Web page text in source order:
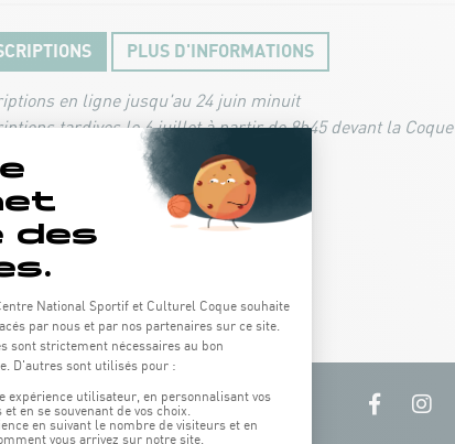
PLUS D'INFORMATIONS
en ligne jusqu'au 24 juin minuit
tardives le 6 juillet à partir de 8h45 devant la Coque